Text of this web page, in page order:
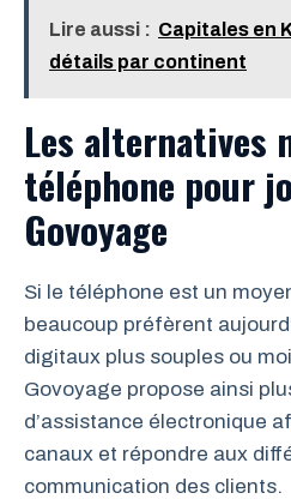
Lire aussi : Capitales en
détails par continent
Les alternatives
téléphone pour
Govoyage
Si le téléphone est un
beaucoup préfèrent
digitaux plus souples ou
Govoyage propose ainsi
d’assistance électronique
canaux et répondre aux
communication des clients.